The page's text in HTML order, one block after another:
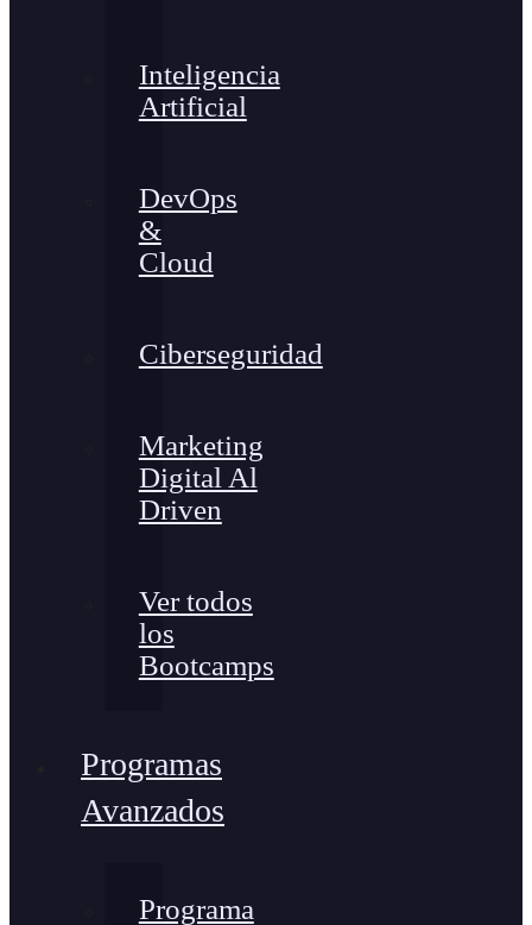
Inteligencia
Artificial
DevOps
&
Cloud
Ciberseguridad
Marketing
Digital Al
Driven
Ver todos
los
Bootcamps
Programas
Avanzados
Programa